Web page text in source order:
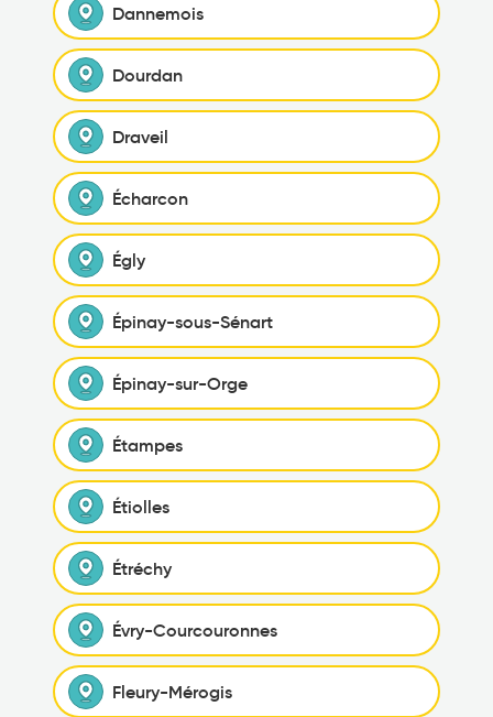
Dannemois
Dourdan
Draveil
Écharcon
Égly
Épinay-sous-Sénart
Épinay-sur-Orge
Étampes
Étiolles
Étréchy
Évry-Courcouronnes
Fleury-Mérogis